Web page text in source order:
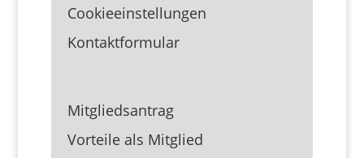
Cookieeinstellungen
Kontaktformular
Mitgliedsantrag
Vorteile als Mitglied